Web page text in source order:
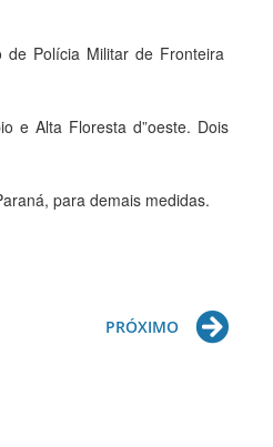
de Polícia Militar de Fronteira
e Alta Floresta d”oeste. Dois
para demais medidas.
PRÓXIMO Next